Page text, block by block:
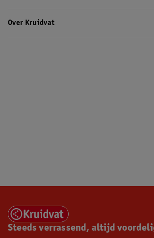
Over Kruidvat
Steeds verrassend, altijd